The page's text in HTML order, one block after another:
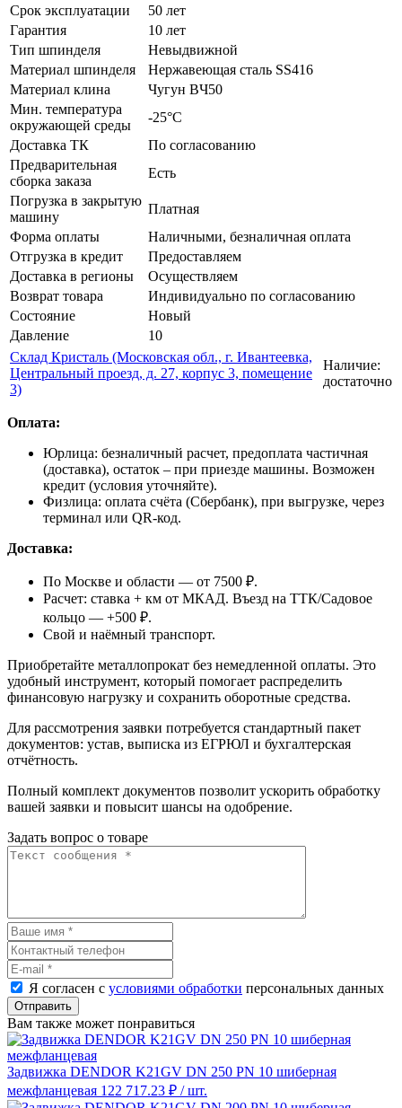
Срок эксплуатации
50 лет
Гарантия
10 лет
Тип шпинделя
Невыдвижной
Материал шпинделя
Нержавеющая сталь SS416
Материал клина
Чугун BЧ50
Мин. температура
окружающей среды
-25°C
Доставка ТК
По согласованию
Предварительная
сборка заказа
Есть
Погрузка в закрытую
машину
Платная
Форма оплаты
Наличными, безналичная оплата
Отгрузка в кредит
Предоставляем
Доставка в регионы
Осуществляем
Возврат товара
Индивидуально по согласованию
Состояние
Новый
Давление
10
Склад Кристаль (Московская обл., г. Ивантеевка,
Центральный проезд, д. 27, корпус 3, помещение
3)
Наличие:
достаточно
Оплата:
Юрлица: безналичный расчет, предоплата частичная
(доставка), остаток – при приезде машины. Возможен
кредит (условия уточняйте).
Физлица: оплата счёта (Сбербанк), при выгрузке, через
терминал или QR-код.
Доставка:
По Москве и области — от 7500 ₽.
Расчет: ставка + км от МКАД. Въезд на ТТК/Садовое
кольцо — +500 ₽.
Свой и наёмный транспорт.
Приобретайте металлопрокат без немедленной оплаты. Это
удобный инструмент, который помогает распределить
финансовую нагрузку и сохранить оборотные средства.
Для рассмотрения заявки потребуется стандартный пакет
документов: устав, выписка из ЕГРЮЛ и бухгалтерская
отчётность.
Полный комплект документов позволит ускорить обработку
вашей заявки и повысит шансы на одобрение.
Задать вопрос о товаре
Я согласен с условиями обработки персональных данных
Отправить
Вам также может понравиться
Задвижка DENDOR K21GV DN 250 PN 10 шиберная
межфланцевая 122 717.23 ₽ / шт.